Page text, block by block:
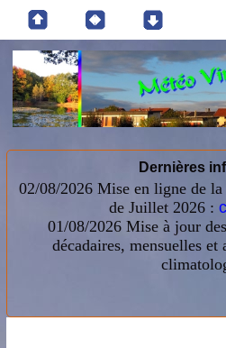
Dernières
02/08/2026 Mise en ligne de
de Juillet 2026 :
01/08/2026 Mise à jour
décadaires, mensuelles